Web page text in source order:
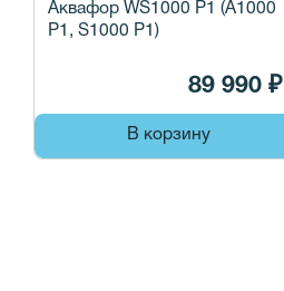
Аквафор WS1000 P1 (A1000
P1, S1000 P1)
89 990 ₽
В корзину